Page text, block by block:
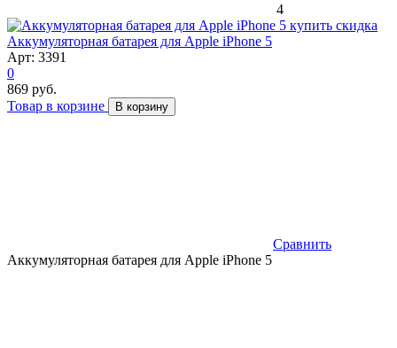
4
скидка
Аккумуляторная батарея для Apple iPhone 5
Арт: 3391
0
869 руб.
Товар в корзине
В корзину
Сравнить
Аккумуляторная батарея для Apple iPhone 5